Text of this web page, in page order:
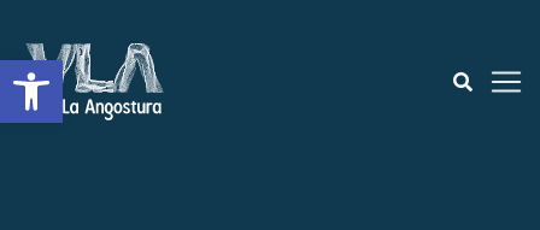
Abrir a barra de ferramentas